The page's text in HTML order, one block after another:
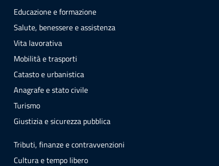
Educazione e formazione
Salute, benessere e assistenza
Vita lavorativa
Mobilità e trasporti
Catasto e urbanistica
Anagrafe e stato civile
Turismo
Giustizia e sicurezza pubblica
Tributi, finanze e contravvenzioni
Cultura e tempo libero